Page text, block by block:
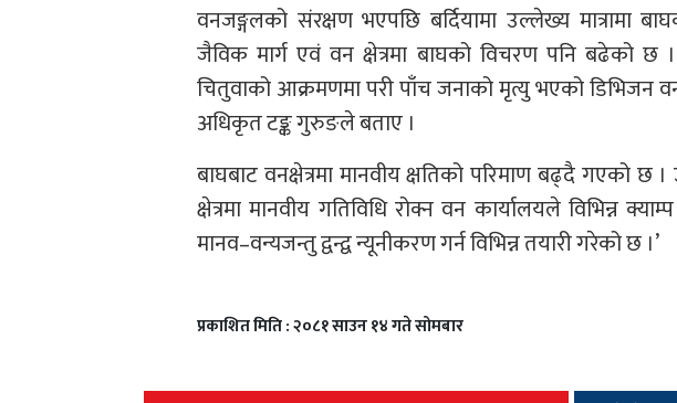
वनजङ्गलको संरक्षण भएपछि बर्दियामा उल्लेख्य मात्रामा
जैविक मार्ग एवं वन क्षेत्रमा बाघको विचरण पनि बढेको छ ।
चितुवाको आक्रमणमा परी पाँच जनाको मृत्यु भएको डिभिजन वन
अधिकृत टङ्क गुरुङले बताए ।
बाघबाट वनक्षेत्रमा मानवीय क्षतिको परिमाण बढ्दै गएको
क्षेत्रमा मानवीय गतिविधि रोक्न वन कार्यालयले विभिन्न
मानव–वन्यजन्तु द्वन्द्व न्यूनीकरण गर्न विभिन्न तयारी गरेको छ ।’
प्रकाशित मिति : २०८१ साउन १४ गते सोमबार